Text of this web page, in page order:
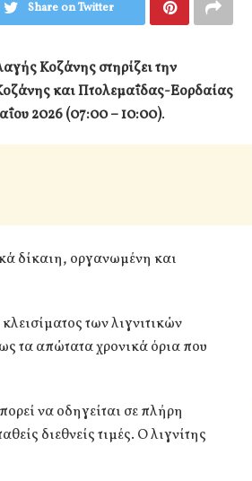
Share on Twitter
Κοζάνης στηρίζει την
και Πτολεμαΐδας-Εορδαίας
2026 (07:00 – 10:00).
δίκαιη, οργανωμένη και
των λιγνιτικών
τα απώτατα χρονικά όρια που
να οδηγείται σε πλήρη
διεθνείς τιμές. Ο λιγνίτης